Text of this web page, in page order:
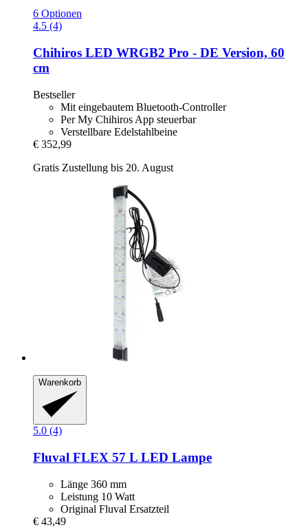
6 Optionen
4.5 (4)
Chihiros LED WRGB2 Pro -​ DE Version, 60
cm
Bestseller
Mit eingebautem Bluetooth-Controller
Per My Chihiros App steuerbar
Verstellbare Edelstahlbeine
€ 352,99
Gratis Zustellung bis 20. August
Warenkorb
5.0 (4)
Fluval FLEX 57 L LED Lampe
Länge 360 mm
Leistung 10 Watt
Original Fluval Ersatzteil
€ 43,49